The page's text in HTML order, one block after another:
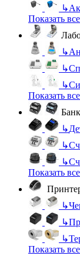
↳
Показать
↳
↳
↳
Показать
↳
↳
↳
Показать
↳
↳
↳
Показать